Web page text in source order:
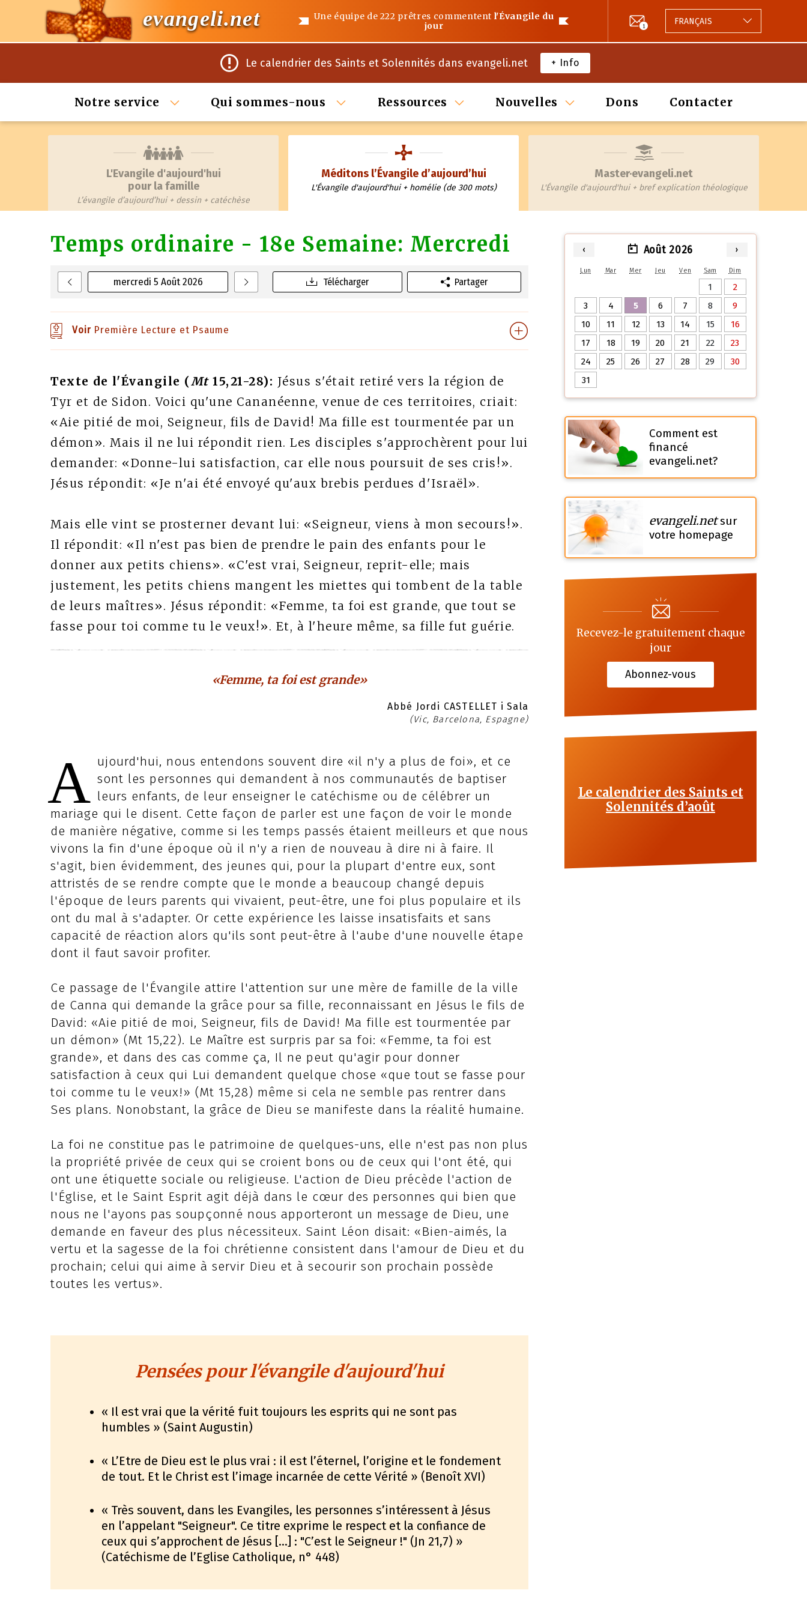
evangeli.net Une équipe de 222 prêtres commentent l'Évangile du
jour
1 FRANÇAIS
Le calendrier des Saints et Solennités dans evangeli.net + Info
Notre service Qui sommes-nous Ressources Nouvelles Dons Contacter
L'Evangile d'aujourd'hui
pour la famille
L’évangile d’aujourd’hui + dessin + catéchèse
Méditons l’Évangile d’aujourd’hui
L'Évangile d'aujourd'hui + homélie (de 300 mots)
Master·evangeli.net
L'Évangile d'aujourd'hui + bref explication théologique
mercredi 5 Août 2026
Temps ordinaire - 18e Semaine: Mercredi
Télécharger Partager
Voir Première Lecture et Psaume
Texte de l'Évangile (Mt15,21-28): Jésus s'était retiré vers la région de
Tyr et de Sidon. Voici qu'une Cananéenne, venue de ces territoires, criait:
«Aie pitié de moi, Seigneur, fils de David! Ma fille est tourmentée par un
démon». Mais il ne lui répondit rien. Les disciples s'approchèrent pour lui
demander: «Donne-lui satisfaction, car elle nous poursuit de ses cris!».
Jésus répondit: «Je n'ai été envoyé qu'aux brebis perdues d'Israël».
Mais elle vint se prosterner devant lui: «Seigneur, viens à mon secours!».
Il répondit: «Il n'est pas bien de prendre le pain des enfants pour le
donner aux petits chiens». «C'est vrai, Seigneur, reprit-elle; mais
justement, les petits chiens mangent les miettes qui tombent de la table
de leurs maîtres». Jésus répondit: «Femme, ta foi est grande, que tout se
fasse pour toi comme tu le veux!». Et, à l'heure même, sa fille fut guérie.
«Femme, ta foi est grande»
Abbé Jordi CASTELLET i Sala
(Vic, Barcelona, Espagne)
A ujourd'hui, nous entendons souvent dire «il n'y a plus de foi», et ce
sont les personnes qui demandent à nos communautés de baptiser
leurs enfants, de leur enseigner le catéchisme ou de célébrer un
mariage qui le disent. Cette façon de parler est une façon de voir le monde
de manière négative, comme si les temps passés étaient meilleurs et que nous
vivons la fin d'une époque où il n'y a rien de nouveau à dire ni à faire. Il
s'agit, bien évidemment, des jeunes qui, pour la plupart d'entre eux, sont
attristés de se rendre compte que le monde a beaucoup changé depuis
l'époque de leurs parents qui vivaient, peut-être, une foi plus populaire et ils
ont du mal à s'adapter. Or cette expérience les laisse insatisfaits et sans
capacité de réaction alors qu'ils sont peut-être à l'aube d'une nouvelle étape
dont il faut savoir profiter.
Ce passage de l'Évangile attire l'attention sur une mère de famille de la ville
de Canna qui demande la grâce pour sa fille, reconnaissant en Jésus le fils de
David: «Aie pitié de moi, Seigneur, fils de David! Ma fille est tourmentée par
un démon» (Mt 15,22). Le Maître est surpris par sa foi: «Femme, ta foi est
grande», et dans des cas comme ça, Il ne peut qu'agir pour donner
satisfaction à ceux qui Lui demandent quelque chose «que tout se fasse pour
toi comme tu le veux!» (Mt 15,28) même si cela ne semble pas rentrer dans
Ses plans. Nonobstant, la grâce de Dieu se manifeste dans la réalité humaine.
La foi ne constitue pas le patrimoine de quelques-uns, elle n'est pas non plus
la propriété privée de ceux qui se croient bons ou de ceux qui l'ont été, qui
ont une étiquette sociale ou religieuse. L'action de Dieu précède l'action de
l'Église, et le Saint Esprit agit déjà dans le cœur des personnes qui bien que
nous ne l'ayons pas soupçonné nous apporteront un message de Dieu, une
demande en faveur des plus nécessiteux. Saint Léon disait: «Bien-aimés, la
vertu et la sagesse de la foi chrétienne consistent dans l'amour de Dieu et du
prochain; celui qui aime à servir Dieu et à secourir son prochain possède
toutes les vertus».
Pensées pour l'évangile d'aujourd'hui
« Il est vrai que la vérité fuit toujours les esprits qui ne sont pas
humbles » (Saint Augustin)
« L’Etre de Dieu est le plus vrai : il est l’éternel, l’origine et le fondement
de tout. Et le Christ est l’image incarnée de cette Vérité » (Benoît XVI)
« Très souvent, dans les Evangiles, les personnes s’intéressent à Jésus
en l’appelant "Seigneur". Ce titre exprime le respect et la confiance de
ceux qui s’approchent de Jésus […] : "C’est le Seigneur !" (Jn 21,7) »
(Catéchisme de l’Eglise Catholique, n° 448)
‹ Août 2026 ›
Lun Mar Mer Jeu Ven Sam Dim
1
2
3
4 5 6 7 8
9
10
11 12 13 14 15
16
17
18 19 20 21 22
23
24
25 26 27 28 29
30
31
Comment est
financé
evangeli.net?
evangeli.netsur
votre homepage
Recevez-le gratuitement chaque
jour
Abonnez-vous
Le calendrier des Saints et
Solennités d’août